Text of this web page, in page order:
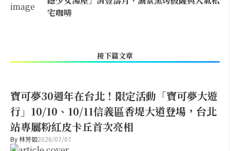
宅咖啡
接下篇文章
寶可夢30週年在台北！限定活動「寶可夢大遊
行」10/10、10/11信義區香堤大道登場，台北
站專屬粉紅皮卡丘首次亮相
By林芳如2026/07/07